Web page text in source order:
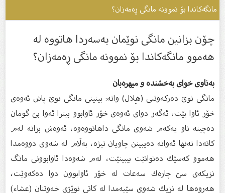
مانگەكاندا بۆ نموونە مانگی ڕەمەزان؟
چۆن بزانین مانگی نوێمان بەسەردا هاتووە لە
هەموو مانگەكاندا بۆ نموونە مانگی ڕەمەزان؟
بەناوى خواى بەخشندە و میهرەبان
مانگی نوێ دەركەوتنی (هِلال) واتە: بینینی مانگی نوێ پاش ئەوەی
خۆر ئاوا بێت، ئەگەر دوای ئەوەی خۆر ئاوابوو بینرا ئەوا بێ گومان
دەچینە ناو یەكەم شەوی مانگی داهاتووەوە، ئەوەش بزانە لەم
كاتەدا تەنها ئەوانە دەیبینن چاویان تیژە، بەڵام لە شەوی دووەمدا
هەموو كەسێك دەتوانێت بیبینێت، لەم شەوەدا ئاوابوونی مانگ
نزیكەی سێ چارەك سەعات لە خۆر ئاوابوون دوا دەكەوێت،
هەروەها لە نزیك شەوی سێیەمدا لە كاتی نوێژی خەوتنان (عشاء)